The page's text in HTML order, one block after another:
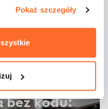
Pokaż szczegóły
bez kodu: